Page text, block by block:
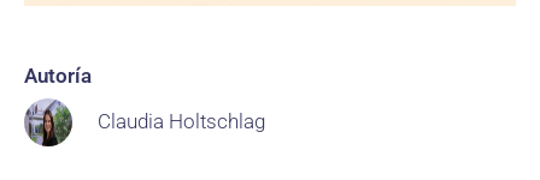
Autoría
Claudia Holtschlag